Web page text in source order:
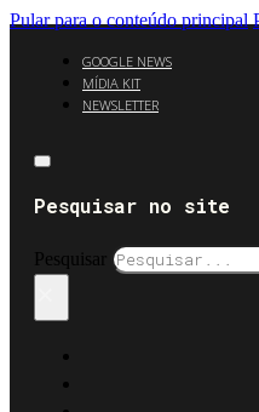
Pular para o conteúdo principal
GOOGLE NEWS
MÍDIA KIT
NEWSLETTER
Pesquisar no site
Pesquisar